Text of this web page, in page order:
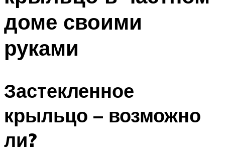
доме своими
руками
Застекленное
крыльцо – возможно
ли?